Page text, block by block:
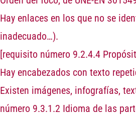
Hay enlaces en los que no se
inadecuado…).
[requisito número 9.2.4.4
Hay encabezados con texto
Existen imágenes, infografías,
número 9.3.1.2 Idioma de las